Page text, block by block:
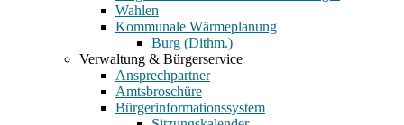
Wahlen
Kommunale Wärmeplanung
Burg (Dithm.)
Verwaltung & Bürgerservice
Ansprechpartner
Amtsbroschüre
Bürgerinformationssystem